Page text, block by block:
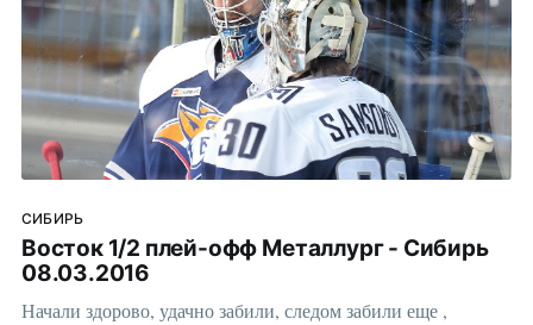
СИБИРЬ
Восток 1/2 плей-офф Металлург - Сибирь
08.03.2016
Начали здорово, удачно забили, следом забили еще ,